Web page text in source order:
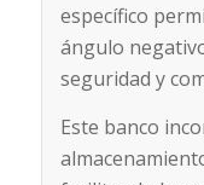
específico
ángulo
seguridad y
Este banco